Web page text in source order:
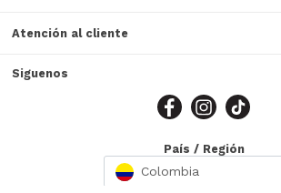
Atención al cliente
Siguenos
País / Región
Colombia